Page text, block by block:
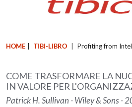
HOME TIBI-LIBRO Profiting from
COME TRASFORMARE LA
IN VALORE PER
Patrick H. Sullivan - Wiley & Sons -